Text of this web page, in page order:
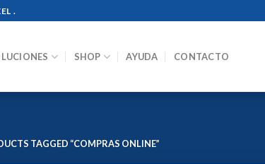
.
SHOP AYUDA CONTACTO
TAGGED “COMPRAS ONLINE”